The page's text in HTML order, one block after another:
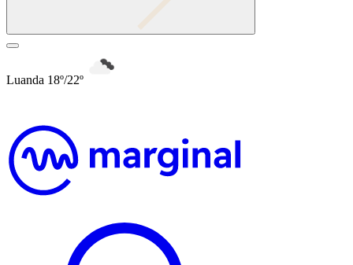
Luanda 18º/22º